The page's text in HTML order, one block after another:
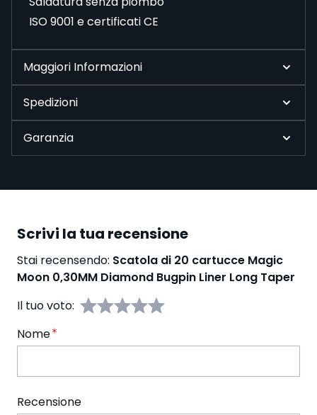
ISO 9001 e certificati CE
Maggiori Informazioni
Spedizioni
Garanzia
Scrivi la tua recensione
Stai recensendo: Scatola di 20 cartucce Magic
Moon 0,30MM Diamond Bugpin Liner Long Taper
Il tuo voto:
Nome
Recensione